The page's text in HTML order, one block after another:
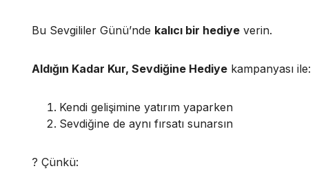
Bu Sevgililer Günü’nde kalıcı bir hediye verin.
Aldığın Kadar Kur, Sevdiğine Hediye kampanyası ile:
Kendi gelişimine yatırım yaparken
Sevdiğine de aynı fırsatı sunarsın
? Çünkü: